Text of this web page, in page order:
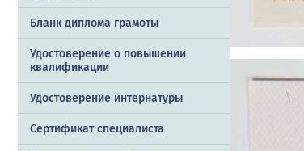
Бланк диплома грамоты
Удостоверение о повышении
квалификации
Удостоверение интернатуры
Сертификат специалиста